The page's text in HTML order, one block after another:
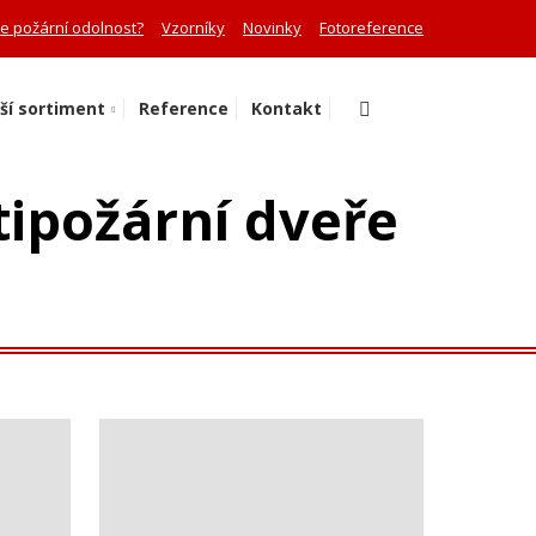
požární odolnost? Vzorníky Novinky Fotoreference
sortiment Reference Kontakt
dveře